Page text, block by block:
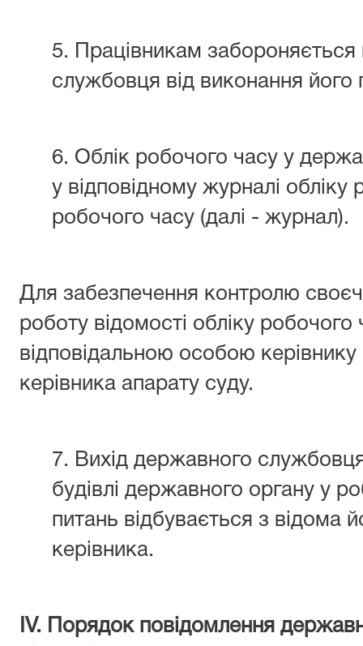
5. Працівникам забороняється
службовця від виконання його
6. Облік робочого часу у
у відповідному журналі обліку
робочого часу (далі - журнал).
Для забезпечення контролю
роботу відомості обліку
відповідальною особою
керівника апарату суду.
7. Вихід державного
будівлі державного органу у
питань відбувається з відома
керівника.
ІV. Порядок повідомлення